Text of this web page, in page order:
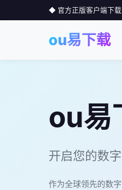
◆ 官方正版客户端下
ou易下载
ou易
开启您的数
作为全球领先的数